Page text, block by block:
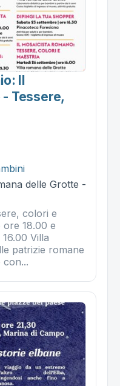
Il
- Tessere,
delle Grotte -
colori e
ore 18.00 e
Villa
patrizie romane